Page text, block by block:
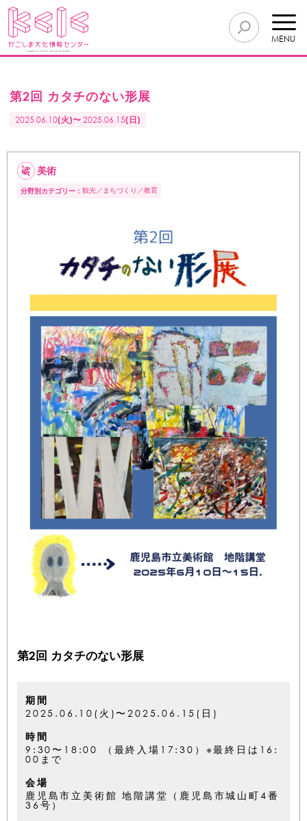
MENU
第2回 カタチのない形展
2025.06.10(火)〜2025.06.15(日)
美術
分野別カテゴリー： 観光 まちづくり 教育
第2回 カタチのない形展
期間
2025.06.10(火)〜2025.06.15(日)
時間
9:30〜18:00 （最終入場17:30）※最終日は16:
00まで
会場
鹿児島市立美術館 地階講堂（鹿児島市城山町4番
36号）